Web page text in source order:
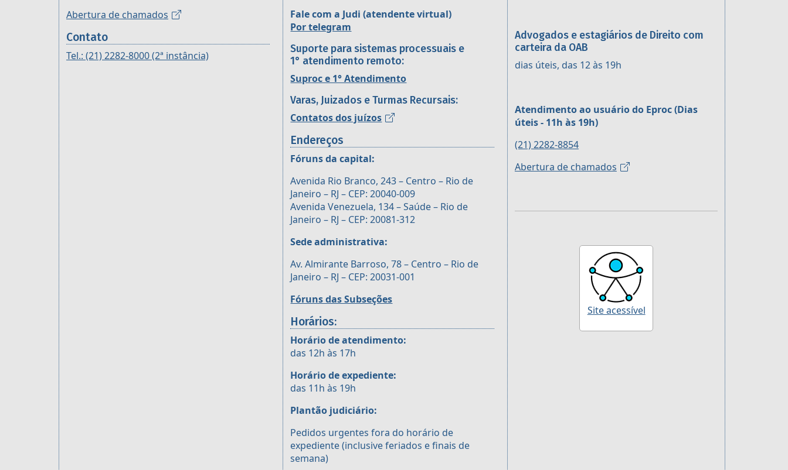
Abertura de chamados
Contato
Tel.: (21) 2282-8000 (2ª instância)
Fale com a Judi (atendente virtual)
Por telegram
Suporte para sistemas processuais e
1° atendimento remoto:
Suproc e 1° Atendimento
Varas, Juizados e Turmas Recursais:
Contatos dos juízos
Endereços
Fóruns da capital:
Avenida Rio Branco, 243 – Centro – Rio de
Janeiro – RJ – CEP: 20040-009
Avenida Venezuela, 134 – Saúde – Rio de
Janeiro – RJ – CEP: 20081-312
Sede administrativa:
Av. Almirante Barroso, 78 – Centro – Rio de
Janeiro – RJ – CEP: 20031-001
Fóruns das Subseções
Horários:
Horário de atendimento:
das 12h às 17h
Horário de expediente:
das 11h às 19h
Plantão judiciário:
Pedidos urgentes fora do horário de
expediente (inclusive feriados e finais de
semana)
Advogados e estagiários de Direito com
carteira da OAB
dias úteis, das 12 às 19h
Atendimento ao usuário do Eproc (Dias
úteis - 11h às 19h)
(21) 2282-8854
Abertura de chamados
Site acessível